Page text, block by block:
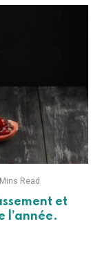
Read
et
l’année.